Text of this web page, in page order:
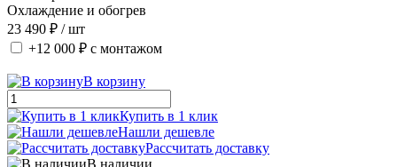
Охлаждение и обогрев
23 490 ₽ / шт
+12 000 ₽ с монтажом
В корзину
Купить в 1 клик
Нашли дешевле
Рассчитать доставку